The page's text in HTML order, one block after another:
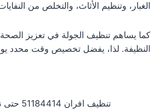
الغبار، وتنظيم الأثاث، والتخلص من
كما يساهم تنظيف الجولة في تعزيز الصحة
النظيفة. لذا، يفضل تخصيص وقت محدد
تنظيف افران 51184414 حتى نحاول دائمًا العناية بافران العميل وتنظيفه بطريقة مميزة